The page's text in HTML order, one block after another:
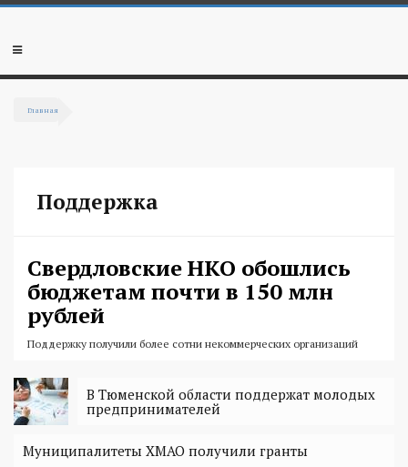
Перейти к основному содержанию
Мобильное
Главная
Поддержка
Свердловские НКО обошлись
бюджетам почти в 150 млн
рублей
Поддержку получили более сотни некоммерческих организаций
В Тюменской области поддержат молодых
предпринимателей
Муниципалитеты ХМАО получили гранты